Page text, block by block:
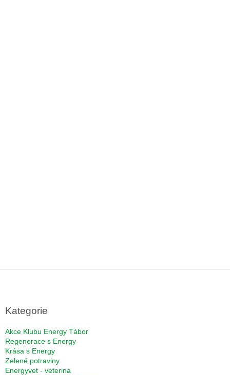
Kategorie
Akce Klubu Energy Tábor
Regenerace s Energy
Krása s Energy
Zelené potraviny
Energyvet - veterina